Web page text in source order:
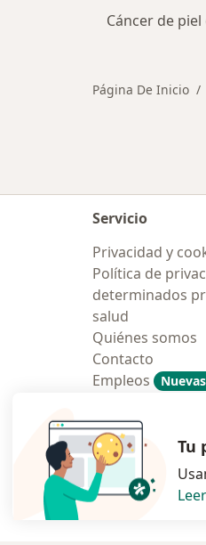
Cáncer de
Página De Inicio
Servicio
Privacidad y
Política de
determinados
salud
Quiénes somos
Contacto
Empleos
Contratación
Tu